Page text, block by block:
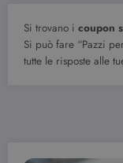
Si trovano i coupon
Si può fare “Pazzi
tutte le risposte alle